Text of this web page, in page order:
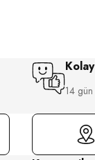
stilinin
açığa
14